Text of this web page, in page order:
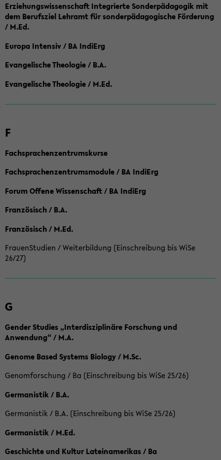
Erziehungswissenschaft Integrierte Sonderpädagogik mit
dem Berufsziel Lehramt für sonderpädagogische Förderung
/ M.Ed.
Europa Intensiv / BA IndiErg
Evangelische Theologie / B.A.
Evangelische Theologie / M.Ed.
F
Fachsprachenzentrumskurse
Fachsprachenzentrumsmodule / BA IndiErg
Forum Offene Wissenschaft / BA IndiErg
Französisch / B.A.
Französisch / M.Ed.
FrauenStudien / Weiterbildung (Einschreibung bis WiSe
26/27)
G
Gender Studies „Interdisziplinäre Forschung und
Anwendung“ / M.A.
Genome Based Systems Biology / M.Sc.
Genomforschung / Ba (Einschreibung bis WiSe 25/26)
Germanistik / B.A.
Germanistik / B.A. (Einschreibung bis WiSe 25/26)
Germanistik / M.Ed.
Geschichte und Kultur Lateinamerikas / Ba